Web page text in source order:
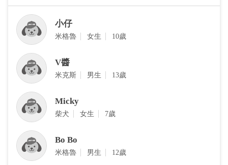
小仔
米格魯 女生 10歲
V醬
米克斯 男生 13歲
Micky
柴犬 女生 7歲
Bo Bo
米格魯 男生 12歲